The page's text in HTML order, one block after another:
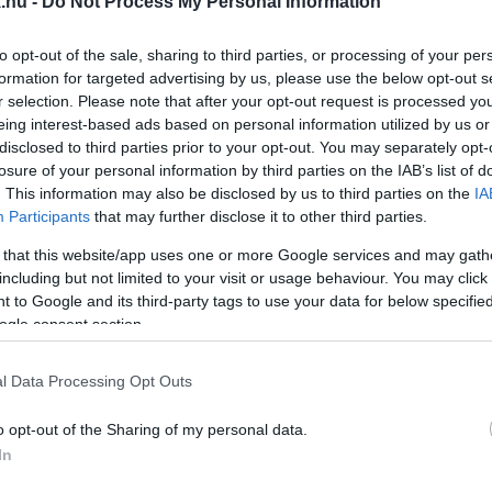
opt-out of the sale, sharing to third parties, or processing of your
for targeted advertising by us, please use the below opt-out
selection. Please note that after your opt-out request is processed
interest-based ads based on personal information utilized by us
to third parties prior to your opt-out. You may separately
of your personal information by third parties on the IAB’s list of
This information may also be disclosed by us to third parties on the
Participants that may further disclose it to other third parties.
that this website/app uses one or more Google services and may
but not limited to your visit or usage behaviour. You may
to Google and its third-party tags to use your data for below
consent section.
Data Processing Opt Outs
opt-out of the Sharing of my personal data.
TÉREN GYŐRBEN
várja a turistákat a város egyik legforgalmasabb
CSÜTÖRTÖK ESTI BESZÉDÉT MAGYAR PÉTER
a folyók városába, 3 nappal a választás előtt.
NÖVÉNYZETE
GYŐRI BESZÉDÉBEN MAGYAR PÉTER